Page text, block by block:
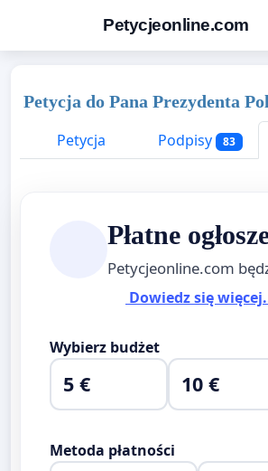
Petycjeonline.com
Petycja do Pana Prezydenta
Petycja
Podpisy 83
Płatne
Petycjeonline.com
Dowiedz się
Wybierz budżet
5 € 10 €
Metoda płatności